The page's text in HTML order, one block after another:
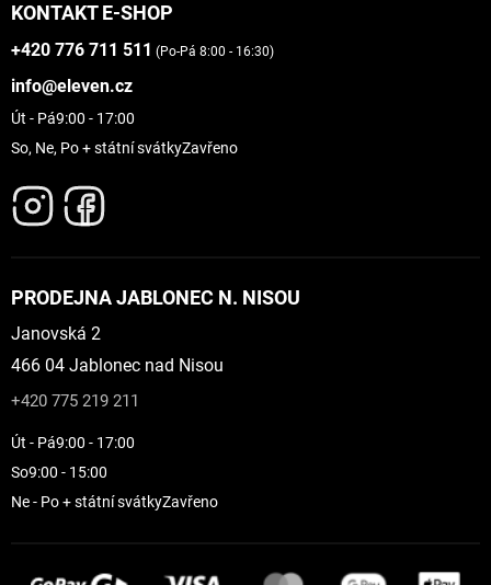
KONTAKT E-SHOP
+420 776 711 511 (Po-Pá 8:00 - 16:30)
info@eleven.cz
Út - Pá9:00 - 17:00
So, Ne, Po + státní svátkyZavřeno
PRODEJNA JABLONEC N. NISOU
Janovská 2
466 04 Jablonec nad Nisou
+420 775 219 211
Út - Pá9:00 - 17:00
So9:00 - 15:00
Ne - Po + státní svátkyZavřeno